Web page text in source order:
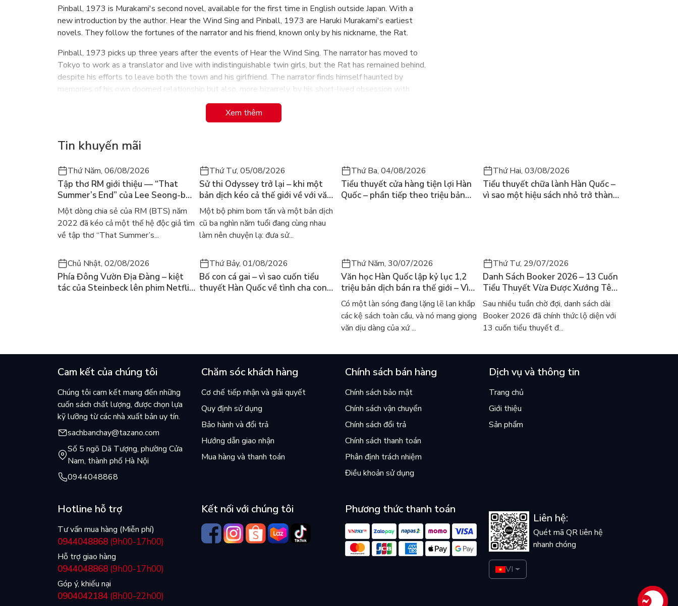
Pinball, 1973 is Murakami's second novel, available for the first time in English outside Japan. With a
new introduction by the author. Hear the Wind Sing and Pinball, 1973 are Haruki Murakami's earliest
novels. They follow the fortunes of the narrator and his friend, known only by his nickname, the Rat.
Pinball, 1973 picks up three years after the events of Hear the Wind Sing. The narrator has moved to
Tokyo to work as a translator and live with indistinguishable twin girls, but the Rat has remained behind,
despite his efforts to leave both the town and his girlfriend. The narrator finds himself haunted by
memories of his own doomed relationship but also, more bizarrely, by his short-lived obsession with
playing pinball in J's Bar. This sends him on a quest to find the exact model of pinball machine he had
enjoyed playing years earlier: the three-flipper Spaceship.
Xem thêm
Tin khuyến mãi
Thứ Năm, 06/08/2026
Tập thơ RM giới thiệu — “That
Summer’s End” của Lee Seong-bok
ra mắt bản tiếng Anh sau 4 năm
gây sốt
Một dòng chia sẻ của RM (BTS) năm
2022 đã kéo cả một thế hệ độc giả tìm
về tập thơ “That Summer’s...
Thứ Tư, 05/08/2026
Sử thi Odyssey trở lại – khi một
bản dịch kéo cả thế giới về với văn
học kinh điển
Một bộ phim bom tấn và một bản dịch
cũ ba nghìn năm tuổi đang cùng nhau
làm nên chuyện lạ: đưa sử...
Thứ Ba, 04/08/2026
Tiểu thuyết cửa hàng tiện lợi Hàn
Quốc – phần tiếp theo triệu bản
Thứ Hai, 03/08/2026
Tiểu thuyết chữa lành Hàn Quốc –
vì sao một hiệu sách nhỏ trở thành
Chủ Nhật, 02/08/2026
Phía Đông Vườn Địa Đàng – kiệt
tác của Steinbeck lên phim Netflix
Thứ Bảy, 01/08/2026
Bố con cá gai – vì sao cuốn tiểu
thuyết Hàn Quốc về tình cha con
Thứ Năm, 30/07/2026
Văn học Hàn Quốc lập kỷ lục 1,2
triệu bản dịch bán ra thế giới – Vì
sao cả thế giới đang đọc sách Hàn?
Có một làn sóng đang lặng lẽ lan khắp
các kệ sách toàn cầu, và nó mang giọng
văn dịu dàng của xứ ...
Thứ Tư, 29/07/2026
Danh Sách Booker 2026 – 13 Cuốn
Tiểu Thuyết Vừa Được Xướng Tên
Và Gợi Ý Đọc Cho Người Việt
Sau nhiều tuần chờ đợi, danh sách dài
Booker 2026 đã chính thức lộ diện với
13 cuốn tiểu thuyết đ...
Cam kết của chúng tôi
Chúng tôi cam kết mang đến những
cuốn sách chất lượng, được chọn lựa
kỹ lưỡng từ các nhà xuất bản uy tín.
sachbanchay@tazano.com
Số 5 ngõ Dã Tượng, phường Cửa
Nam, thành phố Hà Nội
0944048868
Chăm sóc khách hàng
Cơ chế tiếp nhận và giải quyết
Quy định sử dụng
Bảo hành và đổi trả
Hướng dẫn giao nhận
Mua hàng và thanh toán
Chính sách bán hàng
Chính sách bảo mật
Chính sách vận chuyển
Chính sách đổi trả
Chính sách thanh toán
Phân định trách nhiệm
Điều khoản sử dụng
Dịch vụ và thông tin
Trang chủ
Giới thiệu
Sản phẩm
Hotline hỗ trợ
Tư vấn mua hàng (Miễn phí)
0944048868 (9h00-17h00)
Hỗ trợ giao hàng
0944048868 (9h00-17h00)
Góp ý, khiếu nại
0904042184 (8h00-22h00)
Kết nối với chúng tôi Phương thức thanh toán
Liên hệ:
Quét mã QR liên hệ
nhanh chóng
VI